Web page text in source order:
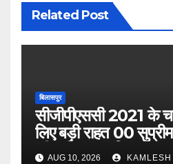
Related Post
बिलासपुर
सीजीपीएससी 2021 के
लिए बड़ी राहत 00
की याचिका खारिज
AUG 10, 2026